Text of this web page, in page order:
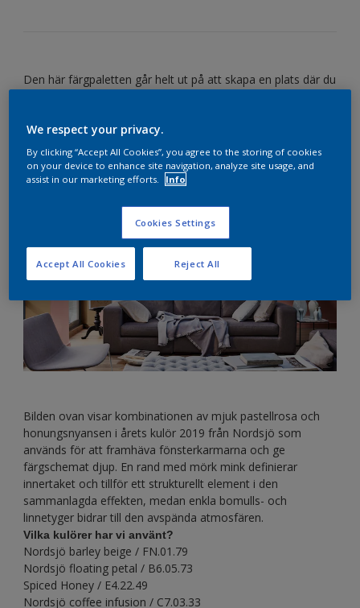
Den här färgpaletten går helt ut på att skapa en plats där du
känsla av trygghet och stillhet – en perfekt plats för
dagdrömmar.
Ett vardagsrum för vila och avkoppling
Bilden ovan visar kombinationen av mjuk pastellrosa och
honungsnyansen i årets kulör 2019 från Nordsjö som
används för att framhäva fönsterkarmarna och ge
färgschemat djup. En rand med mörk mink definierar
innertaket och tillför ett strukturellt element i den
sammanlagda effekten, medan enkla bomulls- och
linnetyger bidrar till den avspända atmosfären.
Vilka kulörer har vi använt?
Nordsjö barley beige / FN.01.79
Nordsjö floating petal / B6.05.73
Spiced Honey / E4.22.49
Nordsjö coffee infusion / C7.03.33
We respect your privacy.
By clicking “Accept All Cookies”, you agree to the storing of cookies
on your device to enhance site navigation, analyze site usage, and
assist in our marketing efforts.
Info
Cookies Settings
Reject All
Accept All Cookies